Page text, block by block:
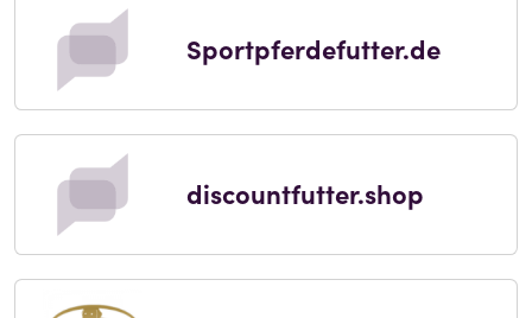
Sportpferdefutter.de
discountfutter.shop